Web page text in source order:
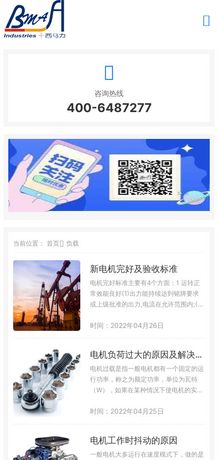
咨询热线
400-6487277
当前位置： 首页 负载
新电机完好及验收标准
电机完好标准主要有4个方面：1 运转正
常效能良好(1)出力能持续达到铭牌要求
或上级批准的出力,电流在允许范围内;(2)
内;(3)各部振动应符合部颁规程要求;(4)
圈、铁芯、槽楔无松动;(3)保护装置应符
合设计要求,整定值准确,动作;(4)用于防
爆区域的防爆电动机应符合防爆规程的要
求。3…
时间：2022年04月26日
电机负荷过大的原因及解决办法
电机过载是指一般电机都有一个固定的运
行功率，称之为额定功率，单位为瓦特
（W），如果在某种情况下使电机的实际
现象为电机过载。在电机主电路中有一个
常开触点闭合接通指示灯，过载排除后，
热继电器的触点有两种复位方式使电路重
时间：2022年04月25日
电机工作时抖动的原因
一般电机大多运行在速度模式下，做的是